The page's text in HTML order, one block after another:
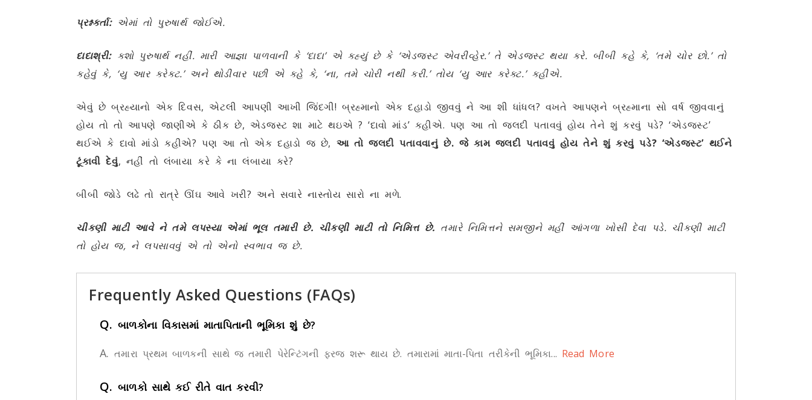
પ્રશ્નકર્તા: એમાં તો પુરુષાર્થ જોઈએ.
દાદાશ્રી: કશો પુરુષાર્થ નહીં. મારી આજ્ઞા પાળવાની કે ‘દાદા’ એ કહ્યું છે કે ‘એડજસ્ટ એવરીવ્હેર.’ તે એડજસ્ટ થયા કરે. બીબી કહે કે, ‘તમે ચોર છો.’ તો
કહેવું કે, ‘યુ આર કરેક્ટ.’ અને થોડીવાર પછી એ કહે કે, ‘ના, તમે ચોરી નથી કરી.’ તોય ‘યુ આર કરેક્ટ.’ કહીએ.
એવું છે બ્રહ્યાનો એક દિવસ, એટલી આપણી આખી જિંદગી! બ્રહ્માનો એક દહાડો જીવવું ને આ શી ધાંધલ? વખતે આપણને બ્રહ્માના સો વર્ષ જીવવાનું
હોય તો તો આપણે જાણીએ કે ઠીક છે, એડજસ્ટ શા માટે થઇએ ? ‘દાવો માંડ’ કહીએ. પણ આ તો જલદી પતાવવું હોય તેને શું કરવું પડે? ‘એડજસ્ટ’
થઈએ કે દાવો માંડો કહીએ? પણ આ તો એક દહાડો જ છે, આ તો જલદી પતાવવાનું છે. જે કામ જલદી પતાવવું હોય તેને શું કરવું પડે? ‘એડજસ્ટ’ થઈને
ટૂંકાવી દેવું, નહીં તો લંબાયા કરે કે ના લંબાયા કરે?
બીબી જોડે લઢે તો રાત્રે ઊંઘ આવે ખરી? અને સવારે નાસ્તોય સારો ના મળે.
ચીકણી માટી આવે ને તમે લપસ્યા એમાં ભૂલ તમારી છે. ચીકણી માટી તો નિમિત્ત છે. તમારે નિમિત્તને સમજીને મહીં આંગળા ખોસી દેવા પડે. ચીકણી માટી
તો હોય જ, ને લપસાવવું એ તો એનો સ્વભાવ જ છે.
Frequently Asked Questions (FAQs)
Q.બાળકોના વિકાસમાં માતાપિતાની ભૂમિકા શું છે?
A.તમારા પ્રથમ બાળકની સાથે જ તમારી પેરેન્ટિંગની ફરજ શરૂ થાય છે. તમારામાં માતા-પિતા તરીકેની ભૂમિકા... Read More
Q.બાળકો સાથે કઈ રીતે વાત કરવી?